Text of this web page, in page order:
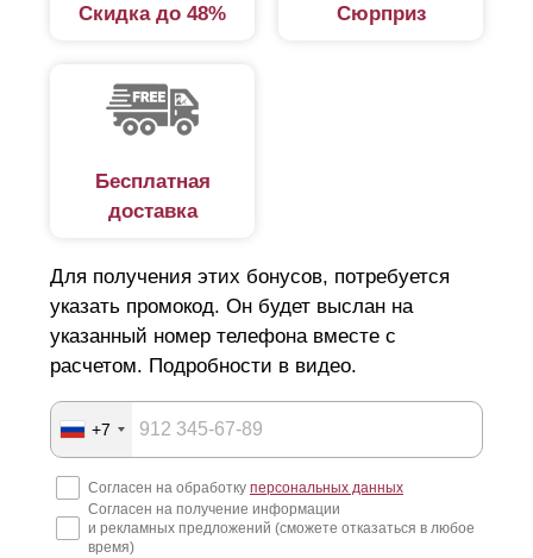
Скидка до 48% Сюрприз
Бесплатная
доставка
Для получения этих бонусов, потребуется
указать промокод. Он будет выслан на
указанный номер телефона вместе с
расчетом. Подробности в видео.
+7
Согласен на обработку персональных данных
Согласен на получение информации
и рекламных предложений (сможете отказаться в любое
время)